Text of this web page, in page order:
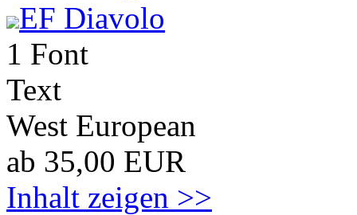
EF Diavolo
1 Font
Text
West European
ab 35,00 EUR
Inhalt zeigen >>